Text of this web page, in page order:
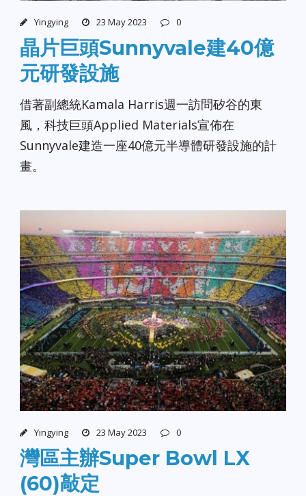
Yingying 23 May 2023 0
晶片巨頭Sunnyvale建40億
元研發設施
借著副總統Kamala Harris週一訪問矽谷的東
風，科技巨頭Applied Materials宣佈在
Sunnyvale建造一座40億元半導體研發設施的計
畫。
Yingying 23 May 2023 0
灣區主辦Super Bowl LX
(60)敲定